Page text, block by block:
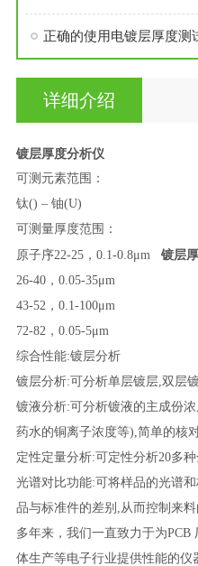
正确的使用电镀层厚度测
详细介绍
镀层厚度分析仪
可测元素范围：
钛() – 铀(U)
可测量厚度范围：
原子序22-25，0.1-0.8μm 镀层
26-40，0.05-35μm
43-52，0.1-100μm
72-82，0.05-5μm
综合性能:镀层分析
镀层分析:可分析单层镀层,双层
镀液分析:可分析镀液的主成份
药水的铜离子浓度等),简单的核
定性定量分析:可定性分析20多
光谱对比功能:可将样品的光谱
品与标准件的差别,从而控制来料
多年来，我们一直致力于为
体生产等电子行业提供性能的